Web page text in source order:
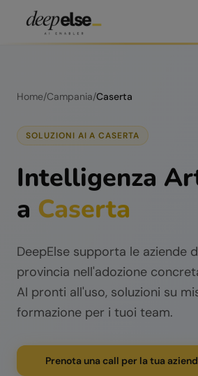
Home/Campania/Caserta
SOLUZIONI AI ACASERTA
Intelligenza
a Caserta
DeepElse supporta le aziende
provincia nell'adozione
AI pronti all'uso, soluzioni su
formazione per i tuoi team.
Prenota una call per la tua